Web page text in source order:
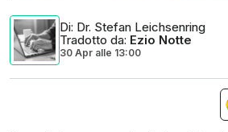
Di: Dr. Stefan Leichsenring
Tradotto da: Ezio Notte
30 Apr alle 13:00